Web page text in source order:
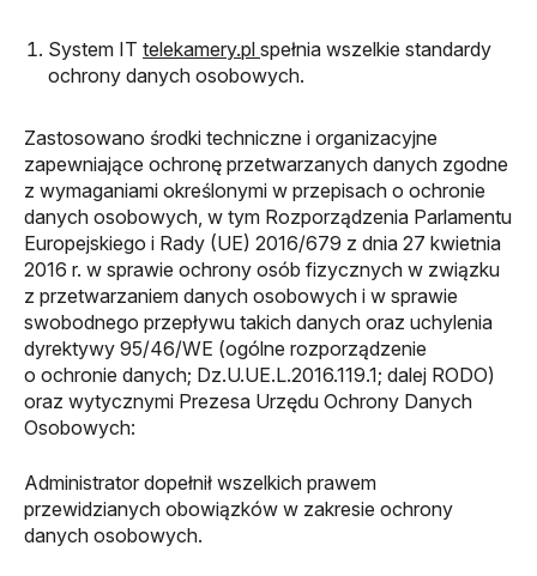
System IT telekamery.pl spełnia wszelkie standardy
ochrony danych osobowych.
Zastosowano środki techniczne i organizacyjne
zapewniające ochronę przetwarzanych danych zgodne
z wymaganiami określonymi w przepisach o ochronie
danych osobowych, w tym Rozporządzenia Parlamentu
Europejskiego i Rady (UE) 2016/679 z dnia 27 kwietnia
2016 r. w sprawie ochrony osób fizycznych w związku
z przetwarzaniem danych osobowych i w sprawie
swobodnego przepływu takich danych oraz uchylenia
dyrektywy 95/46/WE (ogólne rozporządzenie
o ochronie danych; Dz.U.UE.L.2016.119.1; dalej RODO)
oraz wytycznymi Prezesa Urzędu Ochrony Danych
Osobowych:
Administrator dopełnił wszelkich prawem
przewidzianych obowiązków w zakresie ochrony
danych osobowych.